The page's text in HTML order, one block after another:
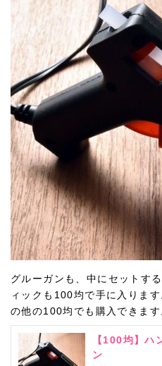
グルーガンも、中にセットす
ィックも100均で手に入りま
の他の100均でも購入できます
【100均】ハ
ン